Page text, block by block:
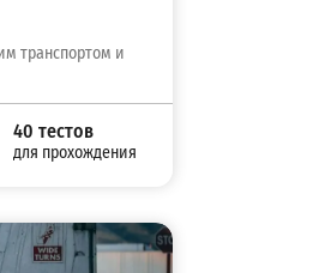
транспортом и
40 тестов
для прохождения